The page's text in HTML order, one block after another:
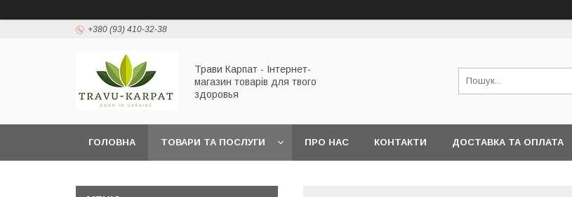
+380 (93) 410-32-38
Трави Карпат - Інтернет-
магазин товарів для твого
здоровья
ГОЛОВНА ТОВАРИ ТА ПОСЛУГИ ПРО НАС КОНТАКТИ ДОСТАВКА ТА ОПЛАТА